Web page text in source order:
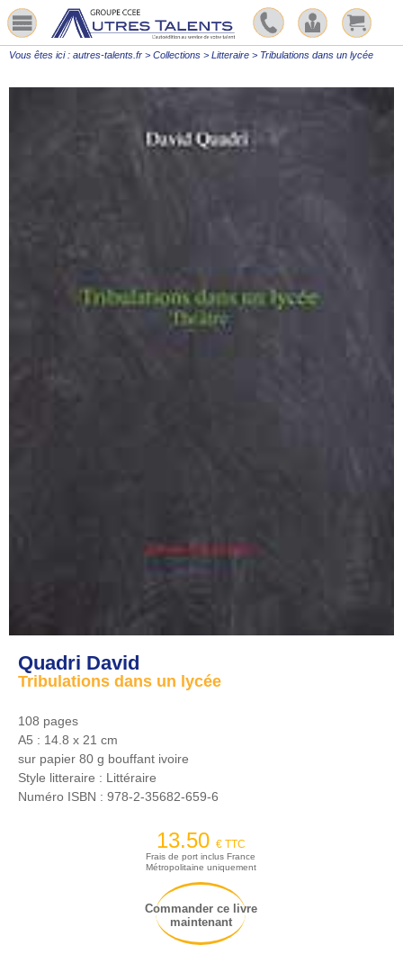
Vous êtes ici : autres-talents.fr > Collections > Litteraire > Tribulations dans un lycée
Quadri David
Tribulations dans un lycée
108 pages
A5 : 14.8 x 21 cm
sur papier 80 g bouffant ivoire
Style litteraire : Littéraire
Numéro ISBN : 978-2-35682-659-6
13.50 € TTC
Frais de port inclus France
Métropolitaine uniquement
Commander ce livre
maintenant